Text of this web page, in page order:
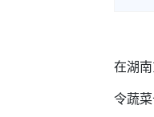
在湖
令蔬菜